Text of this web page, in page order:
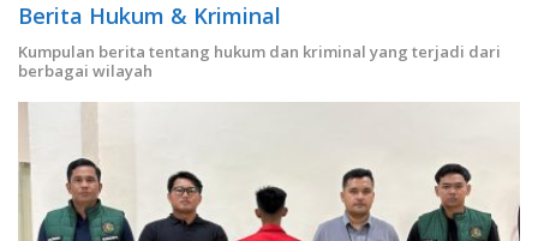
Berita Hukum & Kriminal
Kumpulan berita tentang hukum dan kriminal yang terjadi dari
berbagai wilayah